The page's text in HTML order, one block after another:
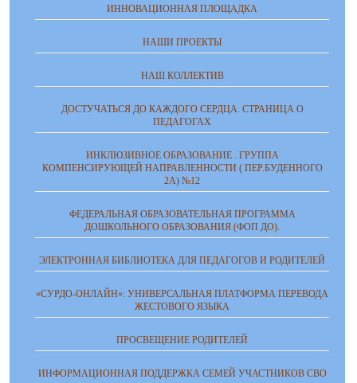
ИННОВАЦИОННАЯ ПЛОЩАДКА
НАШИ ПРОЕКТЫ
НАШ КОЛЛЕКТИВ
ДОСТУЧАТЬСЯ ДО КАЖДОГО СЕРДЦА. СТРАНИЦА О
ПЕДАГОГАХ
ИНКЛЮЗИВНОЕ ОБРАЗОВАНИЕ . ГРУППА
КОМПЕНСИРУЮЩЕЙ НАПРАВЛЕННОСТИ ( ПЕР.БУДЕННОГО
2А) №12
ФЕДЕРАЛЬНАЯ ОБРАЗОВАТЕЛЬНАЯ ПРОГРАММА
ДОШКОЛЬНОГО ОБРАЗОВАНИЯ (ФОП ДО).
ЭЛЕКТРОННАЯ БИБЛИОТЕКА ДЛЯ ПЕДАГОГОВ И РОДИТЕЛЕЙ
«СУРДО-ОНЛАЙН»: УНИВЕРСАЛЬНАЯ ПЛАТФОРМА ПЕРЕВОДА
ЖЕСТОВОГО ЯЗЫКА
ПРОСВЕЩЕНИЕ РОДИТЕЛЕЙ
ИНФОРМАЦИОННАЯ ПОДДЕРЖКА СЕМЕЙ УЧАСТНИКОВ СВО